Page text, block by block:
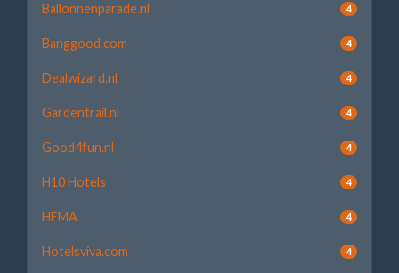
Ballonnenparade.nl 4
Banggood.com 4
Dealwizard.nl 4
Gardentrail.nl 4
Good4fun.nl 4
H10 Hotels 4
HEMA 4
Hotelsviva.com 4